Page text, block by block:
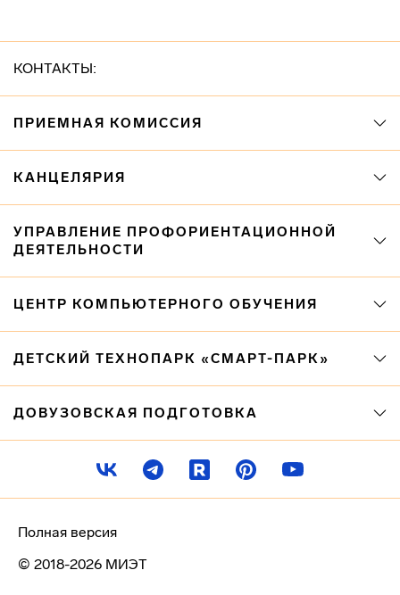
КОНТАКТЫ:
ПРИЕМНАЯ КОМИССИЯ
КАНЦЕЛЯРИЯ
УПРАВЛЕНИЕ ПРОФОРИЕНТАЦИОННОЙ
ДЕЯТЕЛЬНОСТИ
ЦЕНТР КОМПЬЮТЕРНОГО ОБУЧЕНИЯ
ДЕТСКИЙ ТЕХНОПАРК «СМАРТ-ПАРК»
ДОВУЗОВСКАЯ ПОДГОТОВКА
© 2018-2026 МИЭТ
Полная версия